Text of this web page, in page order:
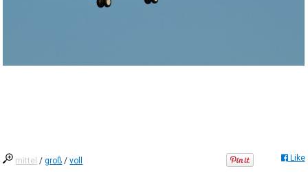
mittel /groß /voll Like